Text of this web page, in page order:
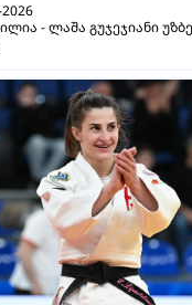
- ლაშა გუჯეჯიანი